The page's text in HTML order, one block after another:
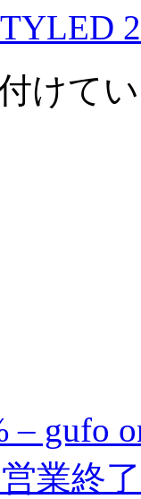
けて
– gufo
営業終